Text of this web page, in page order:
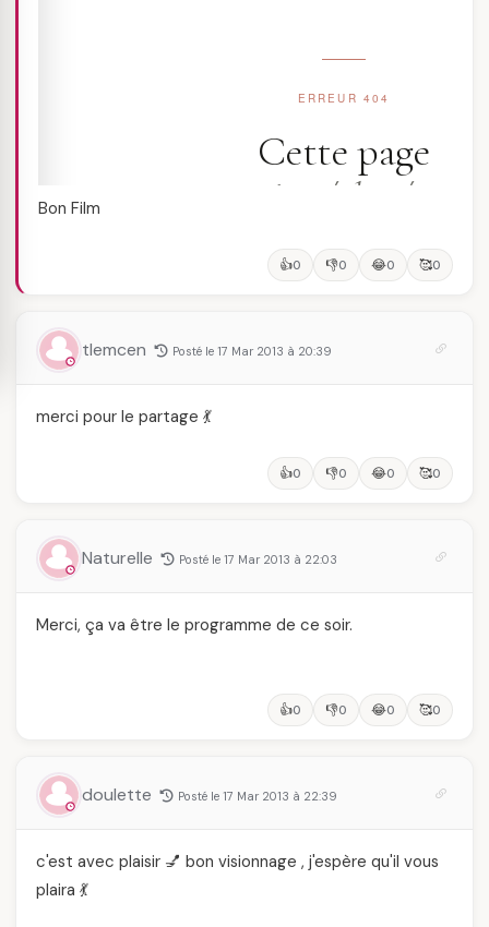
Bon Film
👍0 👎0 😂0 🥰0
tlemcen Posté le 17 Mar 2013 à 20:39
merci pour le partage 💃
👍0 👎0 😂0 🥰0
Naturelle Posté le 17 Mar 2013 à 22:03
Merci, ça va être le programme de ce soir.
👍0 👎0 😂0 🥰0
doulette Posté le 17 Mar 2013 à 22:39
c'est avec plaisir 💅 bon visionnage , j'espère qu'il vous
plaira 💃